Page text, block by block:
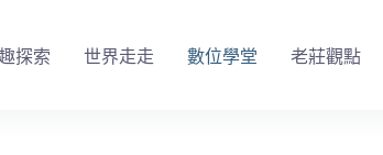
探索 世界走走 數位學堂 老莊觀點